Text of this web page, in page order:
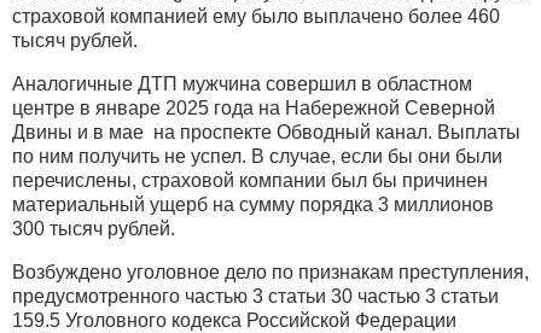
страховой компанией ему было выплачено более 460
тысяч рублей.
Аналогичные ДТП мужчина совершил в областном
центре в январе 2025 года на Набережной Северной
Двины и в мае на проспекте Обводный канал. Выплаты
по ним получить не успел. В случае, если бы они были
перечислены, страховой компании был бы причинен
материальный ущерб на сумму порядка 3 миллионов
300 тысяч рублей.
Возбуждено уголовное дело по признакам преступления,
предусмотренного частью 3 статьи 30 частью 3 статьи
159.5 Уголовного кодекса Российской Федерации